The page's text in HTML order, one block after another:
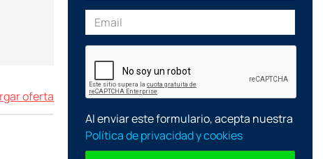
oferta
Al enviar este formulario, acepta nuestra
Política de privacidad y cookies